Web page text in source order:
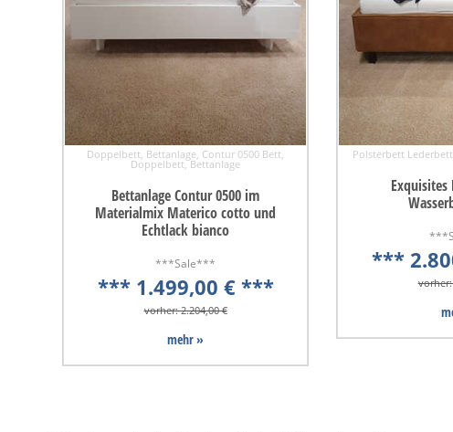
Doppelbett, Bettanlage, Contur 0500 Bett,
Doppelbett, Bettanlage
Bettanlage Contur 0500 im
Materialmix Materico cotto und
Echtlack bianco
***Sale***
*** 1.499,00 € ***
vorher: 2.204,00 €
mehr »
Polsterbett
***
vorher: